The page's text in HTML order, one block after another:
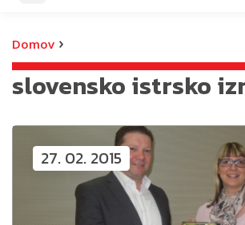
Domov ›
slovensko istrsko
27. 02. 2015